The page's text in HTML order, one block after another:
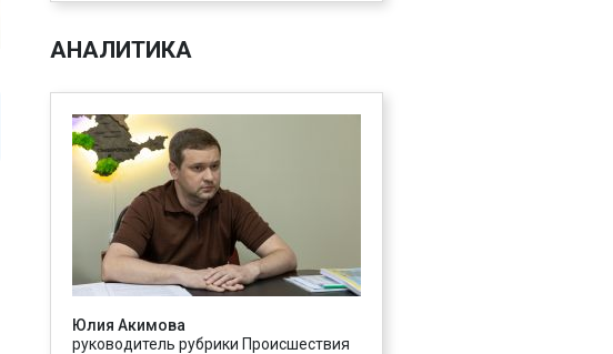
АНАЛИТИКА
Юлия Акимова
руководитель рубрики Происшествия